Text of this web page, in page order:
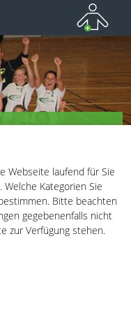
Webseite laufend für Sie
Kategorien Sie
Bitte beachten
gegebenenfalls nicht
zur Verfügung stehen.
auf den vierten